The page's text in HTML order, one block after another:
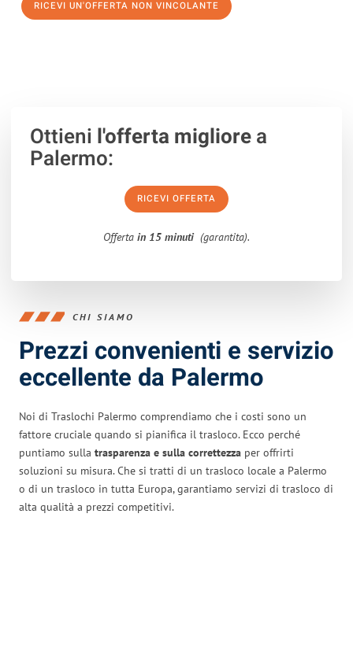
RICEVI UN'OFFERTA NON VINCOLANTE
Ottieni l'offerta migliorea
Palermo:
RICEVI OFFERTA
Offerta in 15 minuti (garantita).
CHI SIAMO
Prezzi convenienti e servizio
eccellente da Palermo
Noi di Traslochi Palermo comprendiamo che i costi sono un
fattore cruciale quando si pianifica il trasloco. Ecco perché
puntiamo sulla trasparenza e sulla correttezza per offrirti
soluzioni su misura. Che si tratti di un trasloco locale a Palermo
o di un trasloco in tutta Europa, garantiamo servizi di trasloco di
alta qualità a prezzi competitivi.